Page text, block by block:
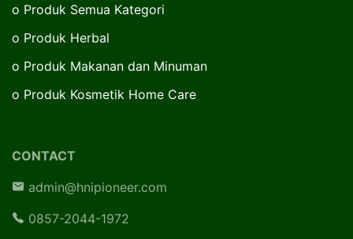
o Produk Semua Kategori
o Produk Herbal
o Produk Makanan dan Minuman
o Produk Kosmetik Home Care
CONTACT
admin@hnipioneer.com
0857-2044-1972